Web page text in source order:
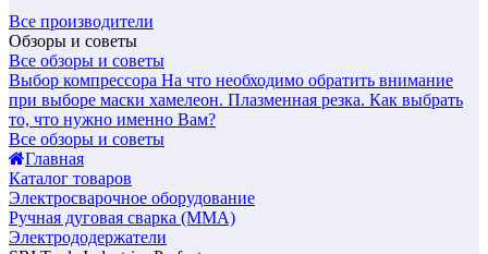
Все производители
Обзоры и советы
Все обзоры и советы
Выбор компрессора На что необходимо обратить внимание
при выборе маски хамелеон. Плазменная резка. Как выбрать
то, что нужно именно Вам?
Все обзоры и советы
Главная
Каталог товаров
Электросварочное оборудование
Ручная дуговая сварка (MMA)
Электрододержатели